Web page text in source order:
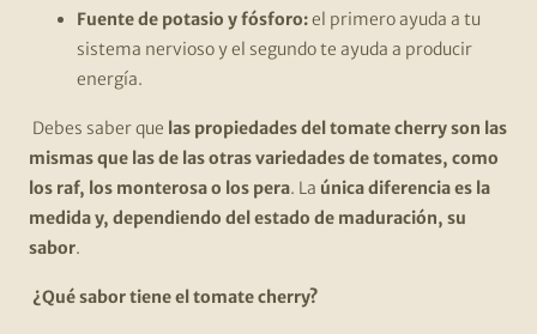
Fuente de potasio y fósforo:el primero ayuda a tu
sistema nervioso y el segundo te ayuda a producir
energía.
Debes saber que las propiedades del tomate cherry son las
mismas que las de las otras variedades de tomates, como
los raf, los monterosa o los pera. La única diferencia es la
medida y, dependiendo del estado de maduración, su
sabor.
¿Qué sabor tiene el tomate cherry?